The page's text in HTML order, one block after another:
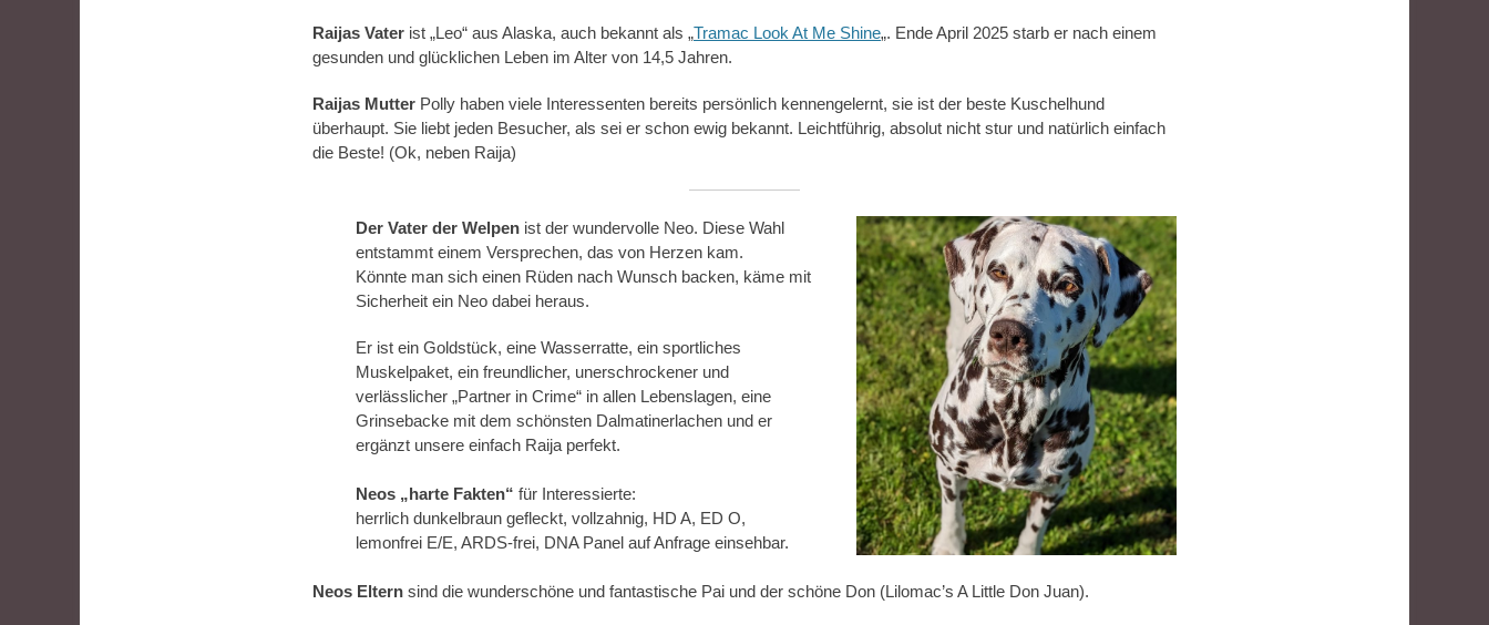
Raijas Vater ist „Leo“ aus Alaska, auch bekannt als „Tramac Look At Me Shine„. Ende April 2025 starb er nach einem
gesunden und glücklichen Leben im Alter von 14,5 Jahren.
Raijas Mutter Polly haben viele Interessenten bereits persönlich kennengelernt, sie ist der beste Kuschelhund
überhaupt. Sie liebt jeden Besucher, als sei er schon ewig bekannt. Leichtführig, absolut nicht stur und natürlich einfach
die Beste! (Ok, neben Raija)
Der Vater der Welpen ist der wundervolle Neo. Diese Wahl
entstammt einem Versprechen, das von Herzen kam.
Könnte man sich einen Rüden nach Wunsch backen, käme mit
Sicherheit ein Neo dabei heraus.
Er ist ein Goldstück, eine Wasserratte, ein sportliches
Muskelpaket, ein freundlicher, unerschrockener und
verlässlicher „Partner in Crime“ in allen Lebenslagen, eine
Grinsebacke mit dem schönsten Dalmatinerlachen und er
ergänzt unsere einfach Raija perfekt.
Neos „harte Fakten“ für Interessierte:
herrlich dunkelbraun gefleckt, vollzahnig, HD A, ED O,
lemonfrei E/E, ARDS-frei, DNA Panel auf Anfrage einsehbar.
Neos Eltern sind die wunderschöne und fantastische Pai und der schöne Don (Lilomac’s A Little Don Juan).